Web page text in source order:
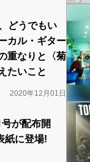
どうでもい
カル・ギター
重なりと〈菊
たいこと
2020年12月01日
が配布開
に登場!